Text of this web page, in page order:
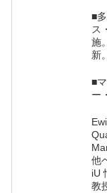
■
ス
施
新。
■
ー
他
iU
教